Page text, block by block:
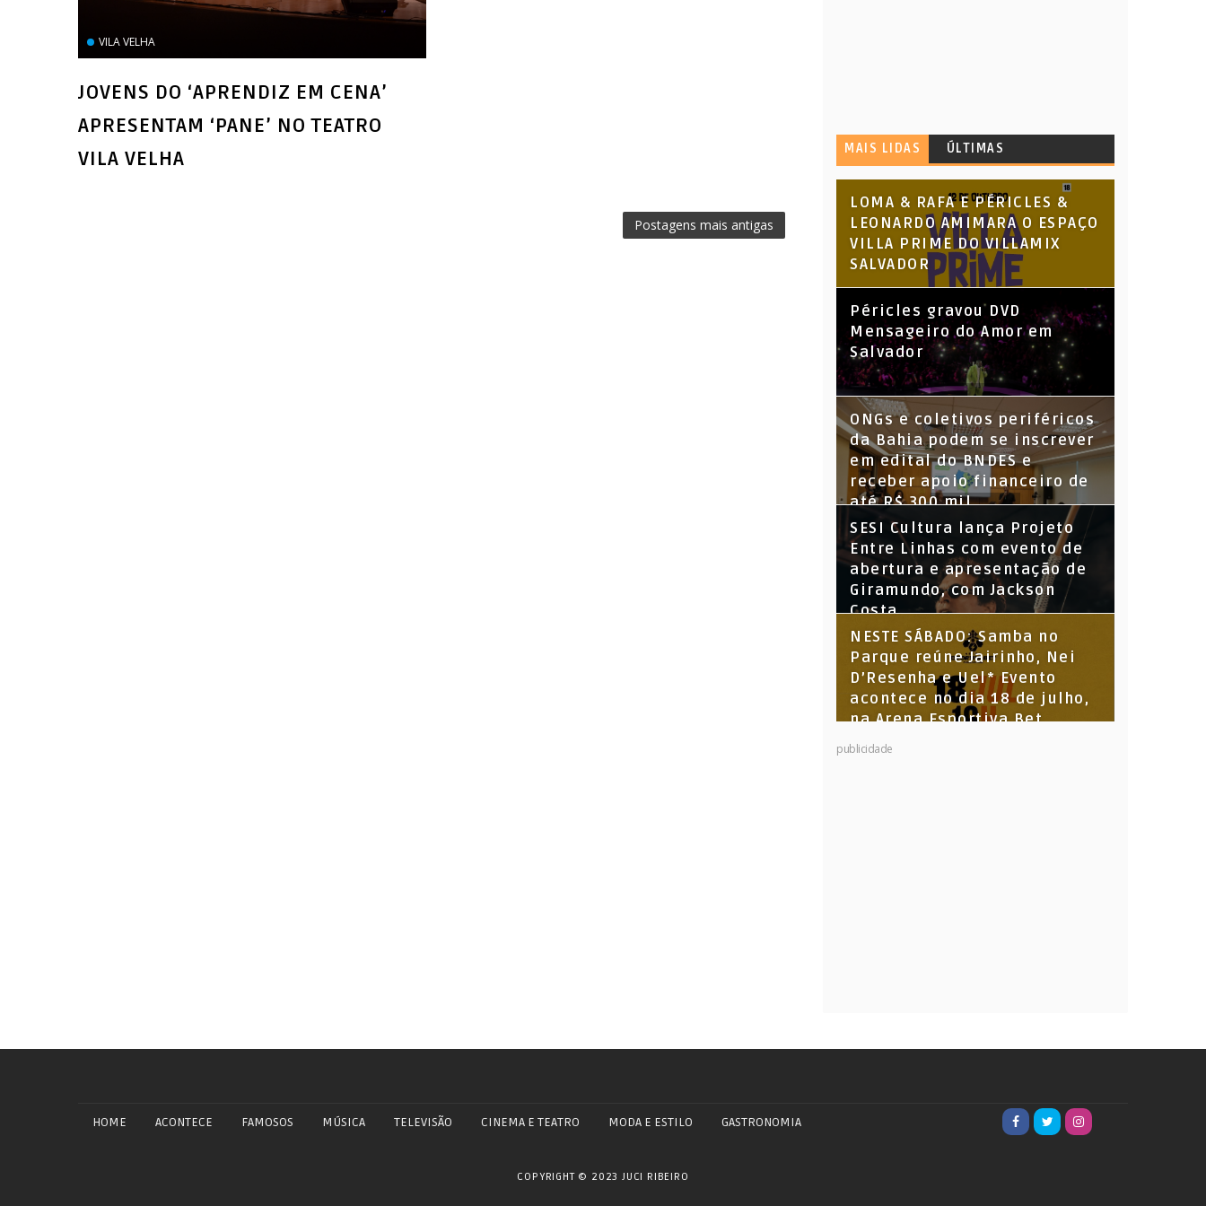
VILA VELHA
JOVENS DO ‘APRENDIZ EM CENA’
APRESENTAM ‘PANE’ NO TEATRO
VILA VELHA
Postagens mais antigas
MAIS LIDAS ÚLTIMAS
LOMA & RAFA E PÉRICLES &
LEONARDO AMIMARA O ESPAÇO
VILLA PRIME DO VILLAMIX
SALVADOR
Péricles gravou DVD
Mensageiro do Amor em
Salvador
ONGs e coletivos periféricos
da Bahia podem se inscrever
em edital do BNDES e
receber apoio financeiro de
até R$ 300 mil
SESI Cultura lança Projeto
Entre Linhas com evento de
abertura e apresentação de
Giramundo, com Jackson
Costa
NESTE SÁBADO: Samba no
Parque reúne Jairinho, Nei
D’Resenha e Uel* Evento
acontece no dia 18 de julho,
na Arena Esportiva Bet
Parque Santiago
publicidade
HOME ACONTECE FAMOSOS MÚSICA TELEVISÃO CINEMA E TEATRO MODA E ESTILO GASTRONOMIA
COPYRIGHT © 2023 JUCI RIBEIRO